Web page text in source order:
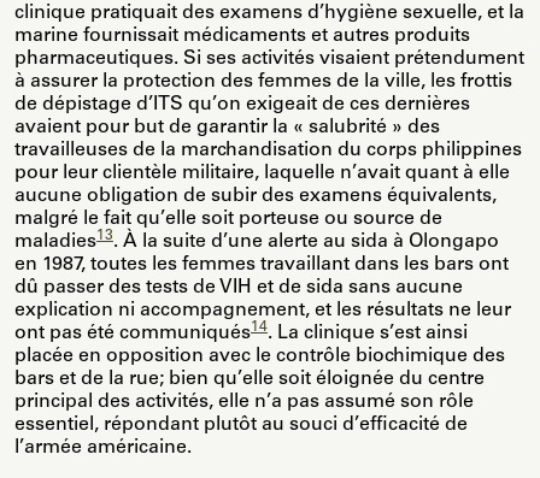
clinique pratiquait des examens d’hygiène sexuelle, et la
marine fournissait médicaments et autres produits
pharmaceutiques. Si ses activités visaient prétendument
à assurer la protection des femmes de la ville, les frottis
de dépistage d’ITS qu’on exigeait de ces dernières
avaient pour but de garantir la « salubrité » des
travailleuses de la marchandisation du corps philippines
pour leur clientèle militaire, laquelle n’avait quant à elle
aucune obligation de subir des examens équivalents,
malgré le fait qu’elle soit porteuse ou source de
maladies13. À la suite d’une alerte au sida à Olongapo
en 1987, toutes les femmes travaillant dans les bars ont
dû passer des tests de VIH et de sida sans aucune
explication ni accompagnement, et les résultats ne leur
ont pas été communiqués14. La clinique s’est ainsi
placée en opposition avec le contrôle biochimique des
bars et de la rue; bien qu’elle soit éloignée du centre
principal des activités, elle n’a pas assumé son rôle
essentiel, répondant plutôt au souci d’efficacité de
l’armée américaine.